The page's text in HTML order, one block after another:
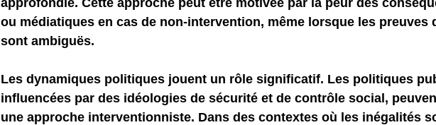
approfondie. Cette approche peut être motivée par la peur des
ou médiatiques en cas de non-intervention, même lorsque les preuves
sont ambiguës.
Les dynamiques politiques jouent un rôle significatif. Les politiques
influencées par des idéologies de sécurité et de contrôle social,
une approche interventionniste. Dans des contextes où les inégalités